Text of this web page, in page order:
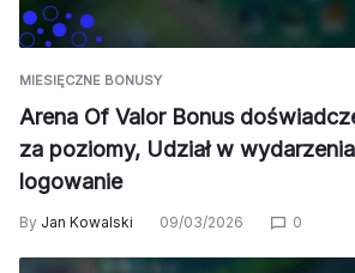
MIESIĘCZNE BONUSY
Arena Of Valor Bonus
za poziomy, Udział w
logowanie
By Jan Kowalski 09/03/2026 0